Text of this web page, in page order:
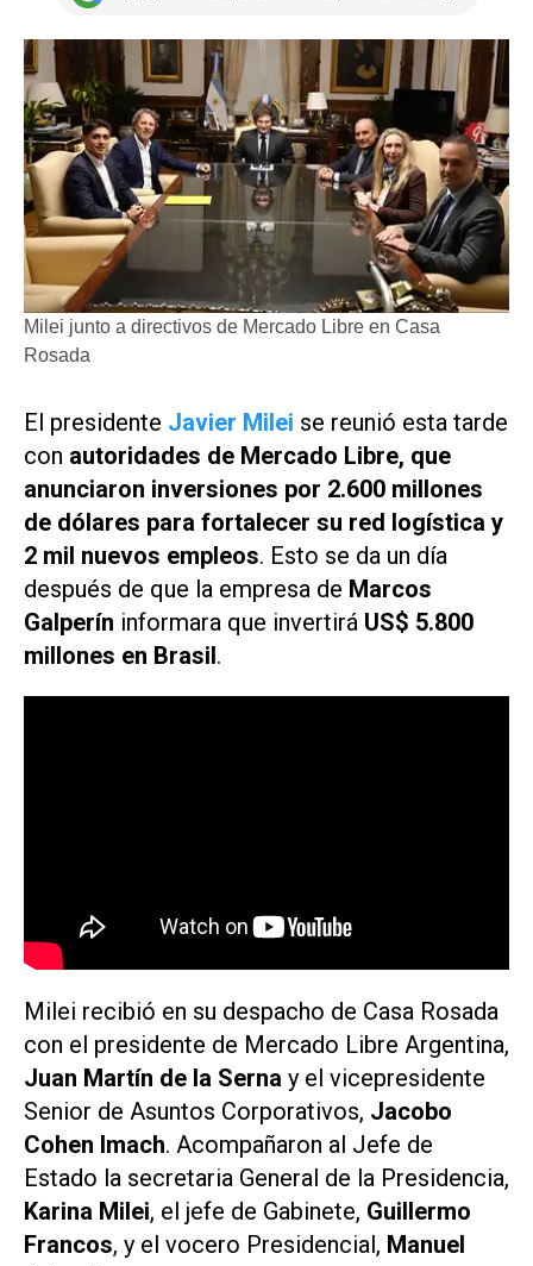
Milei junto a directivos de Mercado Libre en Casa
Rosada
El presidente Javier Milei se reunió esta tarde
con autoridades de Mercado Libre, que
anunciaron inversiones por 2.600 millones
de dólares para fortalecer su red logística y
2 mil nuevos empleos. Esto se da un día
después de que la empresa de Marcos
Galperín informara que invertirá US$ 5.800
millones en Brasil.
Milei recibió en su despacho de Casa Rosada
con el presidente de Mercado Libre Argentina,
Juan Martín de la Serna y el vicepresidente
Senior de Asuntos Corporativos, Jacobo
Cohen Imach. Acompañaron al Jefe de
Estado la secretaria General de la Presidencia,
Karina Milei, el jefe de Gabinete, Guillermo
Francos, y el vocero Presidencial, Manuel